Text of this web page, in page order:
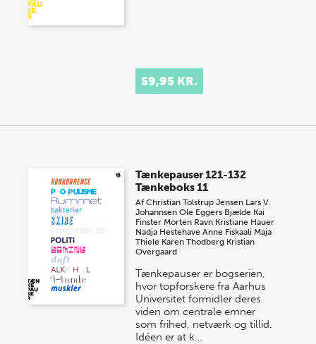
59,95 KR.
Tænkepauser 121-132
Tænkeboks 11
AfChristian Tolstrup Jensen Lars V.
Johannsen Ole Eggers Bjælde Kai
Finster Morten Ravn Kristiane Hauer
Nadja Hestehave Anne Fiskaali Maja
Thiele Karen Thodberg Kristian
Overgaard
Tænkepauser er bogserien,
hvor topforskere fra Aarhus
Universitet formidler deres
viden om centrale emner
som frihed, netværk og tillid.
Idéen er at k…